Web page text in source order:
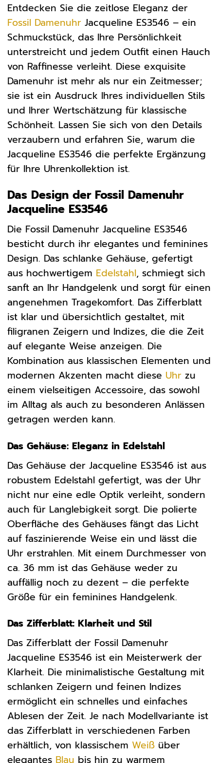
Entdecken Sie die zeitlose Eleganz der
Fossil Damenuhr Jacqueline ES3546 – ein
Schmuckstück, das Ihre Persönlichkeit
unterstreicht und jedem Outfit einen Hauch
von Raffinesse verleiht. Diese exquisite
Damenuhr ist mehr als nur ein Zeitmesser;
sie ist ein Ausdruck Ihres individuellen Stils
und Ihrer Wertschätzung für klassische
Schönheit. Lassen Sie sich von den Details
verzaubern und erfahren Sie, warum die
Jacqueline ES3546 die perfekte Ergänzung
für Ihre Uhrenkollektion ist.
Das Design der Fossil Damenuhr
Jacqueline ES3546
Die Fossil Damenuhr Jacqueline ES3546
besticht durch ihr elegantes und feminines
Design. Das schlanke Gehäuse, gefertigt
aus hochwertigem Edelstahl, schmiegt sich
sanft an Ihr Handgelenk und sorgt für einen
angenehmen Tragekomfort. Das Zifferblatt
ist klar und übersichtlich gestaltet, mit
filigranen Zeigern und Indizes, die die Zeit
auf elegante Weise anzeigen. Die
Kombination aus klassischen Elementen und
modernen Akzenten macht diese Uhr zu
einem vielseitigen Accessoire, das sowohl
im Alltag als auch zu besonderen Anlässen
getragen werden kann.
Das Gehäuse: Eleganz in Edelstahl
Das Gehäuse der Jacqueline ES3546 ist aus
robustem Edelstahl gefertigt, was der Uhr
nicht nur eine edle Optik verleiht, sondern
auch für Langlebigkeit sorgt. Die polierte
Oberfläche des Gehäuses fängt das Licht
auf faszinierende Weise ein und lässt die
Uhr erstrahlen. Mit einem Durchmesser von
ca. 36 mm ist das Gehäuse weder zu
auffällig noch zu dezent – die perfekte
Größe für ein feminines Handgelenk.
Das Zifferblatt: Klarheit und Stil
Das Zifferblatt der Fossil Damenuhr
Jacqueline ES3546 ist ein Meisterwerk der
Klarheit. Die minimalistische Gestaltung mit
schlanken Zeigern und feinen Indizes
ermöglicht ein schnelles und einfaches
Ablesen der Zeit. Je nach Modellvariante ist
das Zifferblatt in verschiedenen Farben
erhältlich, von klassischem Weiß über
elegantes Blau bis hin zu warmem